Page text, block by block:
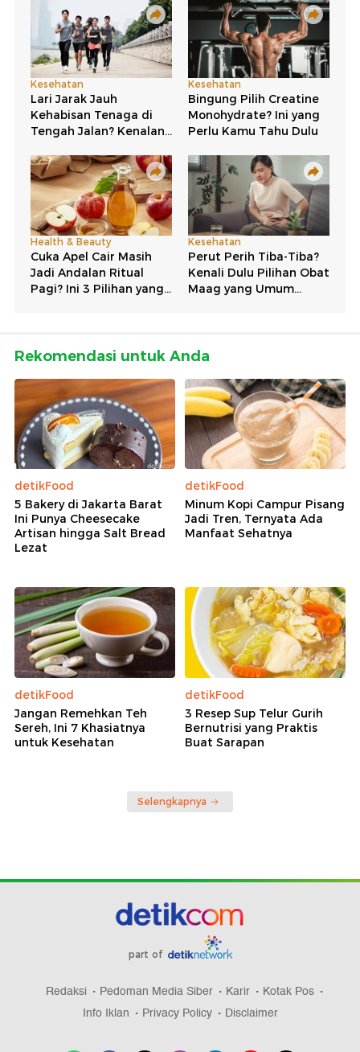
Rekomendasi untuk Anda
detikFood
5 Bakery di Jakarta Barat
Ini Punya Cheesecake
Artisan hingga Salt Bread
Lezat
detikFood
Minum Kopi Campur Pisang
Jadi Tren, Ternyata Ada
Manfaat Sehatnya
detikFood
Jangan Remehkan Teh
Sereh, Ini 7 Khasiatnya
untuk Kesehatan
detikFood
3 Resep Sup Telur Gurih
Bernutrisi yang Praktis
Buat Sarapan
Selengkapnya
part of
Redaksi Pedoman Media Siber Karir
Kotak Pos
Info Iklan
Privacy Policy Disclaimer